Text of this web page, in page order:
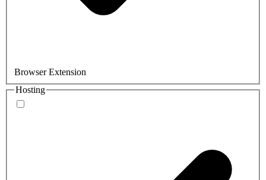
Browser Extension
Hosting